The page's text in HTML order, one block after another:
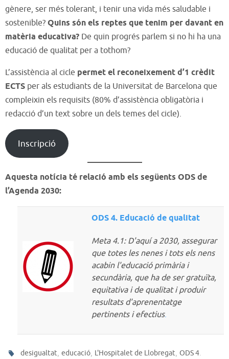
gènere, ser més tolerant, i tenir una vida més saludable i
sostenible? Quins són els reptes que tenim per davant en
matèria educativa? De quin progrés parlem si no hi ha una
educació de qualitat per a tothom?
L’assistència al cicle permet el reconeixement d’1 crèdit
ECTS per als estudiants de la Universitat de Barcelona que
compleixin els requisits (80% d’assistència obligatòria i
redacció d’un text sobre un dels temes del cicle).
Inscripció
Aquesta notícia té relació amb els següents ODS de
l’Agenda 2030:
ODS 4. Educació de qualitat
Meta 4.1: D'aquí a 2030, assegurar
que totes les nenes i tots els nens
acabin l'educació primària i
secundària, que ha de ser gratuïta,
equitativa i de qualitat i produir
resultats d'aprenentatge
pertinents i efectius.
desigualtat,educació, L'Hospitalet de Llobregat,ODS 4.